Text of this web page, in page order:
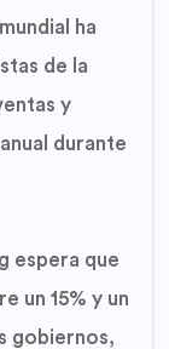
ha
de la
y
durante
espera que
un 15% y un
gobiernos,